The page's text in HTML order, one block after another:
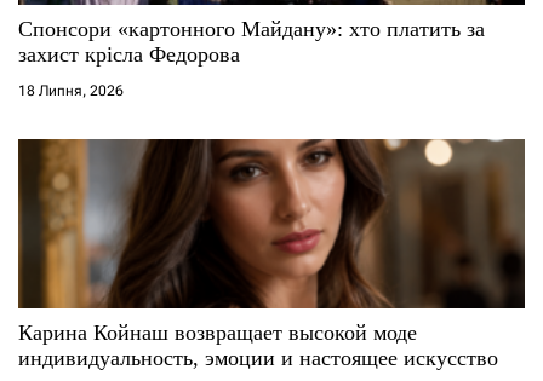
Спонсори «картонного Майдану»: хто платить за
захист крісла Федорова
18 Липня, 2026
Карина Койнаш возвращает высокой моде
индивидуальность, эмоции и настоящее искусство